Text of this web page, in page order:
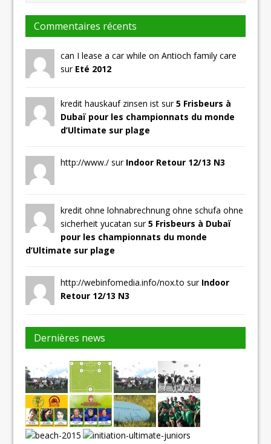
Commentaires récents
can I lease a car while on Antioch family care
sur Eté 2012
kredit hauskauf zinsen ist sur5 Frisbeurs à
Dubaï pour les championnats du monde
d’Ultimate sur plage
http://www./ sur Indoor Retour 12/13 N3
kredit ohne lohnabrechnung ohne schufa ohne
sicherheit yucatan sur5 Frisbeurs à Dubaï
pour les championnats du monde
d’Ultimate sur plage
http://webinfomedia.info/nox.to sur Indoor
Retour 12/13 N3
Dernières news